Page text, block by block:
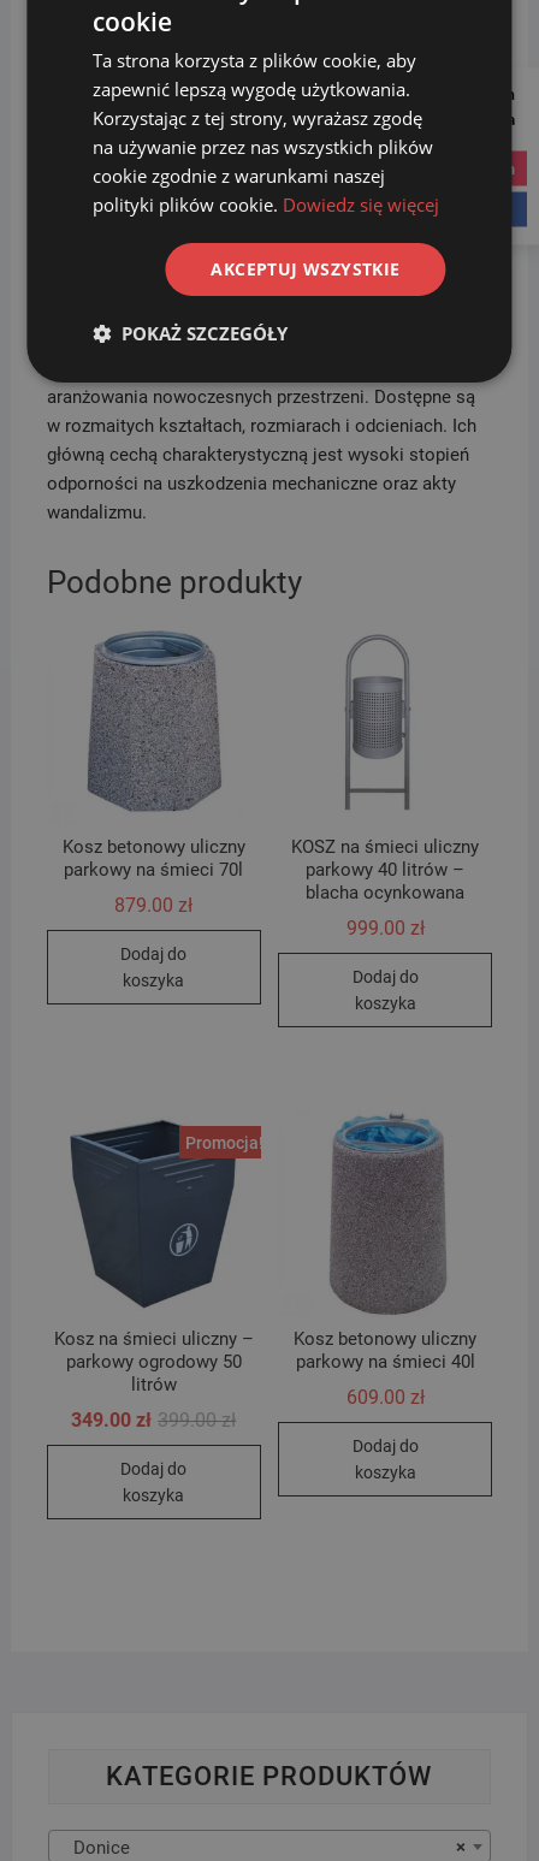
__________
W ofercie sklepu SORTBIN24
znajdziesz donice
betonowe, które stanowią wyjątkowy element miejskiej
architektury i biorą udział w efektywnym upiększaniu
przestrzeni. Są obiektami, w których można
bezpiecznie umieścić kwiaty, krzewy, a nawet drzewa.
Pełnią funkcję dekoracyjną w miastach i znajdują
ogrodach. Donice betonowe są masywne, solidne i
aranżowania nowoczesnych przestrzeni. Dostępne są
w rozmaitych kształtach, rozmiarach i odcieniach. Ich
główną cechą charakterystyczną jest wysoki stopień
odporności na uszkodzenia mechaniczne oraz akty
wandalizmu.
Podobne produkty
Kosz betonowy uliczny
parkowy na śmieci 70l
879.00zł
Dodaj do
koszyka
KOSZ na śmieci uliczny
parkowy 40 litrów –
blacha ocynkowana
999.00 zł
Dodaj do
koszyka
Promocja!
Kosz na śmieci uliczny –
parkowy ogrodowy 50
litrów
399.00złPierwotna
349.00zł
Aktualna
Dodaj do
koszyka
Kosz betonowy uliczny
parkowy na śmieci 40l
609.00 zł
Dodaj do
koszyka
KATEGORIE PRODUKTÓW
×
Donice
Follow us on
Social Media
instagram
cookie
Ta strona korzysta z plików cookie, aby
zapewnić lepszą wygodę użytkowania.
Korzystając z tej strony, wyrażasz zgodę
na używanie przez nas wszystkich plików
cookie zgodnie z warunkami naszej
polityki plików cookie. Dowiedz się więcej
AKCEPTUJ WSZYSTKIE
POKAŻ SZCZEGÓŁY